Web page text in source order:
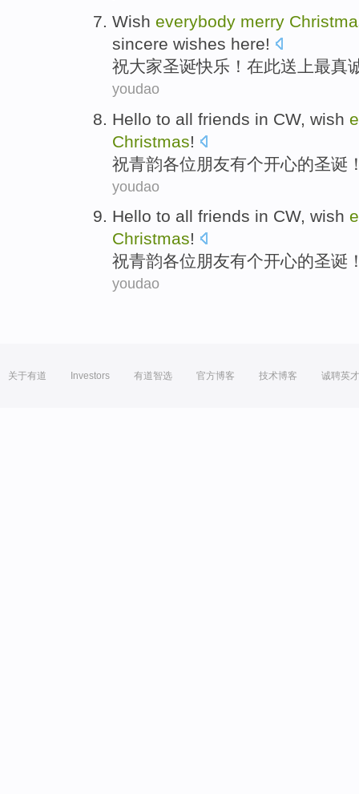
Wish everybody merry
sincere wishes here!
祝大家圣诞快乐！在此送上最真
youdao
Hello to all friends in CW, wish
Christmas!
祝青韵各位 朋友有个开心的圣诞
youdao
Hello to all friends in CW, wish
Christmas!
祝青韵各位 朋友有个开心的圣诞
youdao
关于有道 Investors 有道智选 官方博客 技术博客 诚聘英才